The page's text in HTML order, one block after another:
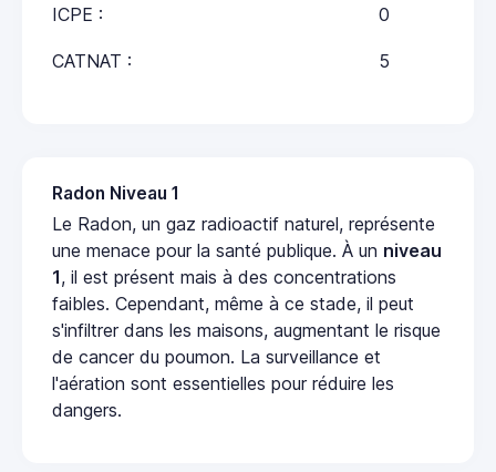
ICPE : 0
CATNAT : 5
Radon Niveau 1
Le Radon, un gaz radioactif naturel, représente
une menace pour la santé publique. À un niveau
1, il est présent mais à des concentrations
faibles. Cependant, même à ce stade, il peut
s'infiltrer dans les maisons, augmentant le risque
de cancer du poumon. La surveillance et
l'aération sont essentielles pour réduire les
dangers.